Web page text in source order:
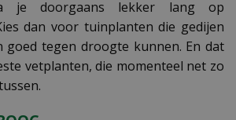
je doorgaans lekker lang op
dan voor tuinplanten die gedijen
goed tegen droogte kunnen. En dat
vetplanten, die momenteel net zo